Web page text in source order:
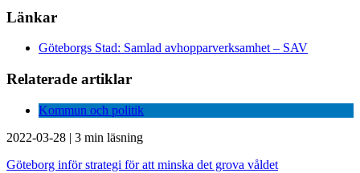
Länkar
Göteborgs Stad: Samlad avhopparverksamhet – SAV
Relaterade artiklar
Kommun och politik
2022-03-28 | 3 min läsning
Göteborg inför strategi för att minska det grova våldet